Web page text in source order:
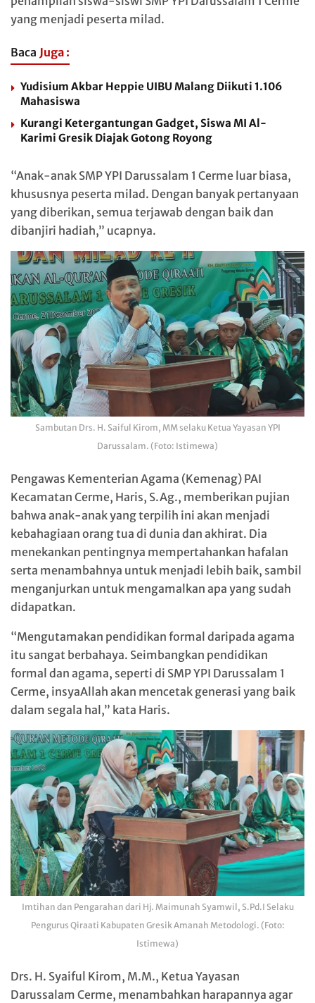
yang menjadi peserta milad.
Baca Juga :
Yudisium Akbar Heppie UIBU Malang Diikuti 1.106
Mahasiswa
Kurangi Ketergantungan Gadget, Siswa MI Al-
Karimi Gresik Diajak Gotong Royong
“Anak-anak SMP YPI Darussalam 1 Cerme luar biasa,
khususnya peserta milad. Dengan banyak pertanyaan
yang diberikan, semua terjawab dengan baik dan
dibanjiri hadiah,” ucapnya.
Sambutan Drs. H. Saiful Kirom, MM selaku Ketua Yayasan YPI
Darussalam. (Foto: Istimewa)
Pengawas Kementerian Agama (Kemenag) PAI
Kecamatan Cerme, Haris, S.Ag., memberikan pujian
bahwa anak-anak yang terpilih ini akan menjadi
kebahagiaan orang tua di dunia dan akhirat. Dia
menekankan pentingnya mempertahankan hafalan
serta menambahnya untuk menjadi lebih baik, sambil
menganjurkan untuk mengamalkan apa yang sudah
didapatkan.
“Mengutamakan pendidikan formal daripada agama
itu sangat berbahaya. Seimbangkan pendidikan
formal dan agama, seperti di SMP YPI Darussalam 1
Cerme, insyaAllah akan mencetak generasi yang baik
dalam segala hal,” kata Haris.
Imtihan dan Pengarahan dari Hj. Maimunah Syamwil, S.Pd.I Selaku
Pengurus Qiraati Kabupaten Gresik Amanah Metodologi. (Foto:
Istimewa)
Drs. H. Syaiful Kirom, M.M., Ketua Yayasan
Darussalam Cerme, menambahkan harapannya agar